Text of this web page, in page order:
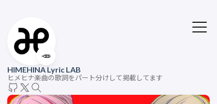
🥕
HIMEHINA Lyric LAB
ヒメヒナ楽曲の歌詞をパート分けして掲載してます